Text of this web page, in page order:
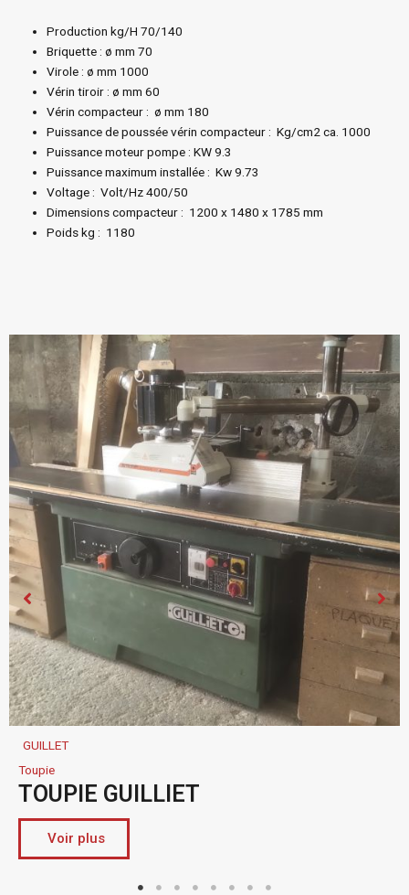
Production kg/H 70/140
Briquette : ø mm 70
Virole : ø mm 1000
Vérin tiroir : ø mm 60
Vérin compacteur : ø mm 180
Puissance de poussée vérin compacteur : Kg/cm2 ca. 1000
Puissance moteur pompe : KW 9.3
Puissance maximum installée : Kw 9.73
Voltage : Volt/Hz 400/50
Dimensions compacteur : 1200 x 1480 x 1785 mm
Poids kg : 1180
GUILLET
Toupie
TOUPIE GUILLIET
Voir plus